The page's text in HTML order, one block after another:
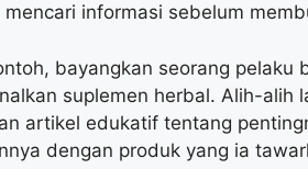
mencari informasi sebelum
bayangkan seorang
suplemen herbal. Alih-alih
artikel edukatif tentang
dengan produk yang ia